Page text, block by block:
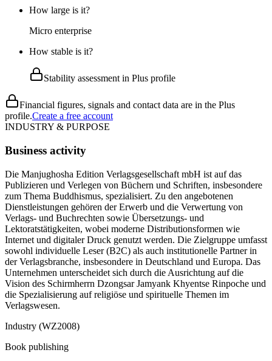
How large is it?
Micro enterprise
How stable is it?
Stability assessment in Plus profile
Financial figures, signals and contact data are in the Plus
profile.Create a free account
INDUSTRY & PURPOSE
Business activity
Die Manjughosha Edition Verlagsgesellschaft mbH ist auf das
Publizieren und Verlegen von Büchern und Schriften, insbesondere
zum Thema Buddhismus, spezialisiert. Zu den angebotenen
Dienstleistungen gehören der Erwerb und die Verwertung von
Verlags- und Buchrechten sowie Übersetzungs- und
Lektoratstätigkeiten, wobei moderne Distributionsformen wie
Internet und digitaler Druck genutzt werden. Die Zielgruppe umfasst
sowohl individuelle Leser (B2C) als auch institutionelle Partner in
der Verlagsbranche, insbesondere in Deutschland und Europa. Das
Unternehmen unterscheidet sich durch die Ausrichtung auf die
Vision des Schirmherrn Dzongsar Jamyank Khyentse Rinpoche und
die Spezialisierung auf religiöse und spirituelle Themen im
Verlagswesen.
Industry (WZ2008)
Book publishing